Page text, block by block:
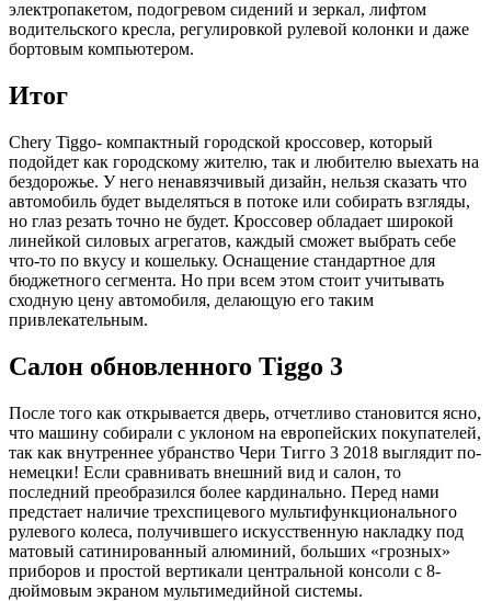
электропакетом, подогревом сидений и зеркал, лифтом
водительского кресла, регулировкой рулевой колонки и даже
бортовым компьютером.
Итог
Chery Tiggo- компактный городской кроссовер, который
подойдет как городскому жителю, так и любителю выехать на
бездорожье. У него ненавязчивый дизайн, нельзя сказать что
автомобиль будет выделяться в потоке или собирать взгляды,
но глаз резать точно не будет. Кроссовер обладает широкой
линейкой силовых агрегатов, каждый сможет выбрать себе
что-то по вкусу и кошельку. Оснащение стандартное для
бюджетного сегмента. Но при всем этом стоит учитывать
сходную цену автомобиля, делающую его таким
привлекательным.
Салон обновленного Tiggo 3
После того как открывается дверь, отчетливо становится ясно,
что машину собирали с уклоном на европейских покупателей,
так как внутреннее убранство Чери Тигго 3 2018 выглядит по-
немецки! Если сравнивать внешний вид и салон, то
последний преобразился более кардинально. Перед нами
предстает наличие трехспицевого мультифункционального
рулевого колеса, получившего искусственную накладку под
матовый сатинированный алюминий, больших «грозных»
приборов и простой вертикали центральной консоли с 8-
дюймовым экраном мультимедийной системы.